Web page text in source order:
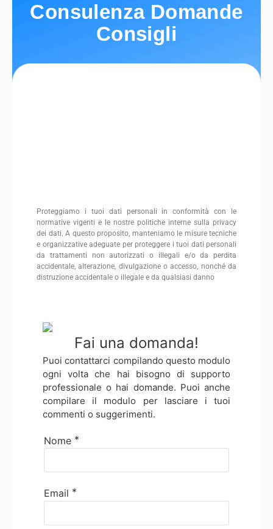
Consulenza Domande
Consigli
Proteggiamo i tuoi dati personali in conformità con le
normative vigenti e le nostre politiche interne sulla privacy
dei dati. A questo proposito, manteniamo le misure tecniche
e organizzative adeguate per proteggere i tuoi dati personali
da trattamenti non autorizzati o illegali e/o da perdita
accidentale, alterazione, divulgazione o accesso, nonché da
distruzione accidentale o illegale e da qualsiasi danno
Fai una domanda!
Puoi contattarci compilando questo modulo
ogni volta che hai bisogno di supporto
professionale o hai domande. Puoi anche
compilare il modulo per lasciare i tuoi
commenti o suggerimenti.
Nome *
Email *